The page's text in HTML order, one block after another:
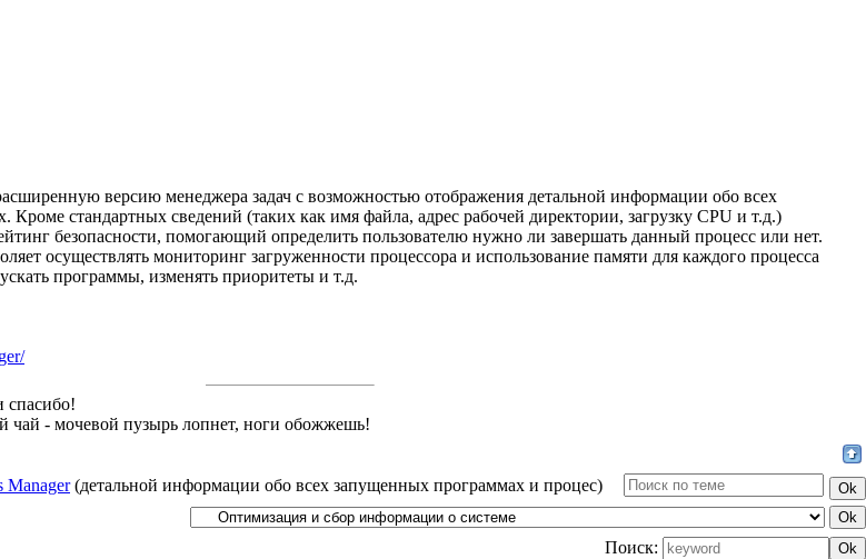
версию менеджера задач с возможностью отображения детальной информации обо всех
стандартных сведений (таких как имя файла, адрес рабочей директории, загрузку CPU и т.д.)
безопасности, помогающий определить пользователю нужно ли завершать данный процесс или нет.
осуществлять мониторинг загруженности процессора и использование памяти для каждого процесса
программы, изменять приоритеты и т.д.
спасибо!
чай - мочевой пузырь лопнет, ноги обожжешь!
Manager (детальной информации обо всех запущенных программах и процес)
Поиск: